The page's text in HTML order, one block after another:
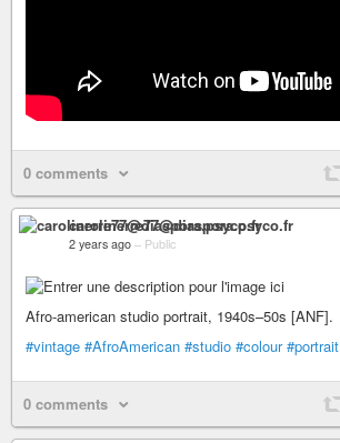
0 comments
carolinerre77@diaspora.psyco.fr
2 years ago – Public
Afro-american studio portrait, 1940s–50s [ANF].
#vintage #AfroAmerican #studio #colour #portrait
0 comments